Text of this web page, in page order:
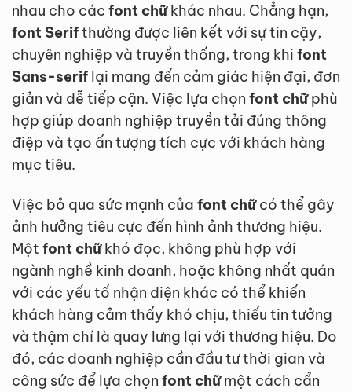
nhau cho các font chữkhác nhau. Chẳng hạn,
font Serifthường được liên kết với sự tin cậy,
chuyên nghiệp và truyền thống, trong khi font
Sans-serif lại mang đến cảm giác hiện đại, đơn
giản và dễ tiếp cận. Việc lựa chọn font chữphù
hợp giúp doanh nghiệp truyền tải đúng thông
điệp và tạo ấn tượng tích cực với khách hàng
mục tiêu.
Việc bỏ qua sức mạnh của font chữcó thể gây
ảnh hưởng tiêu cực đến hình ảnh thương hiệu.
Một font chữkhó đọc, không phù hợp với
ngành nghề kinh doanh, hoặc không nhất quán
với các yếu tố nhận diện khác có thể khiến
khách hàng cảm thấy khó chịu, thiếu tin tưởng
và thậm chí là quay lưng lại với thương hiệu. Do
đó, các doanh nghiệp cần đầu tư thời gian và
công sức để lựa chọn font chữmột cách cẩn